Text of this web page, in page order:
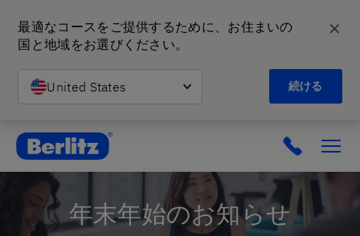
最適なコースをご提供するために、お住まいの
国と地域をお選びください。
United States 続ける
✕
英会話教室と語学スクール | ベルリッツ
年末年始のお知らせ